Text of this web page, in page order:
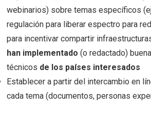
webinarios) sobre temas específicos
regulación para liberar espectro para
para incentivar compartir
han implementado (o redactado)
técnicos de los países interesados
Establecer a partir del intercambio en
cada tema (documentos, personas